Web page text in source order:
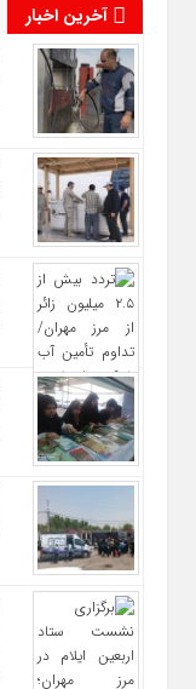
آخرین اخبار